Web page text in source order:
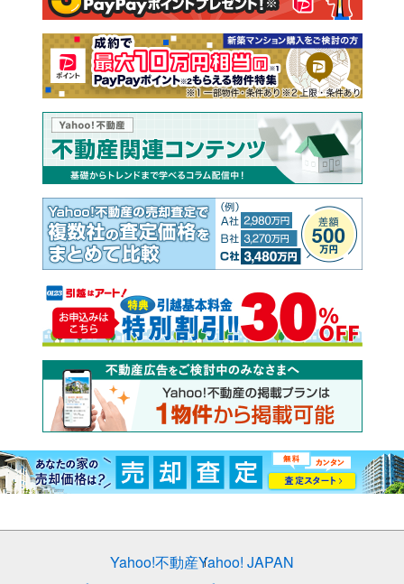
売却査定
Yahoo!不動産Yahoo! JAPAN